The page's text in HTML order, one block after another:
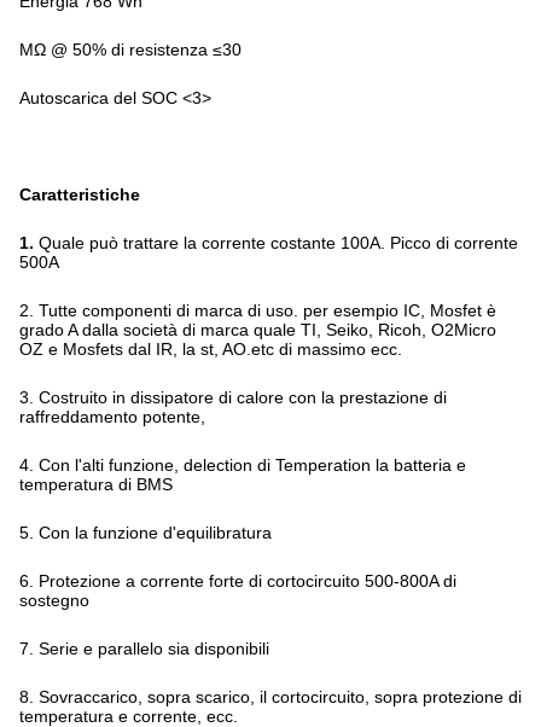
MΩ @ 50% di resistenza ≤30
Autoscarica del SOC <3>
Caratteristiche
1. Quale può trattare la corrente costante 100A. Picco di corrente
500A
2. Tutte componenti di marca di uso. per esempio IC, Mosfet è
grado A dalla società di marca quale TI, Seiko, Ricoh, O2Micro
OZ e Mosfets dal IR, la st, AO.etc di massimo ecc.
3. Costruito in dissipatore di calore con la prestazione di
raffreddamento potente,
4. Con l'alti funzione, delection di Temperation la batteria e
temperatura di BMS
5. Con la funzione d'equilibratura
6. Protezione a corrente forte di cortocircuito 500-800A di
sostegno
7. Serie e parallelo sia disponibili
8. Sovraccarico, sopra scarico, il cortocircuito, sopra protezione di
temperatura e corrente, ecc.